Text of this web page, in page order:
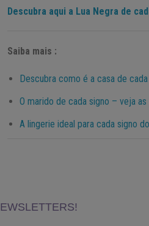
Descubra aqui a Lua Negra de
Saiba mais :
Descubra como é a casa de
O marido de cada signo – veja
A lingerie ideal para cada signo